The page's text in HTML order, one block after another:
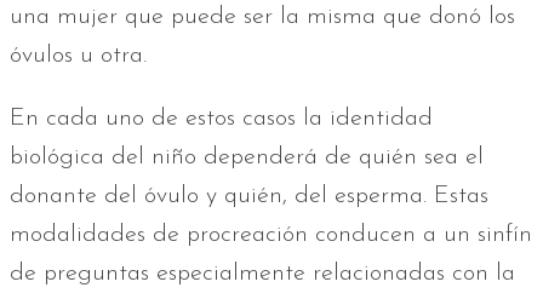
una mujer que puede ser la misma que donó los
óvulos u otra.
En cada uno de estos casos la identidad
biológica del niño dependerá de quién sea el
donante del óvulo y quién, del esperma. Estas
modalidades de procreación conducen a un sinfín
de preguntas especialmente relacionadas con la